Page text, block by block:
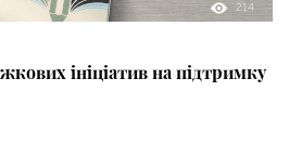
214
ініціатив на підтримку